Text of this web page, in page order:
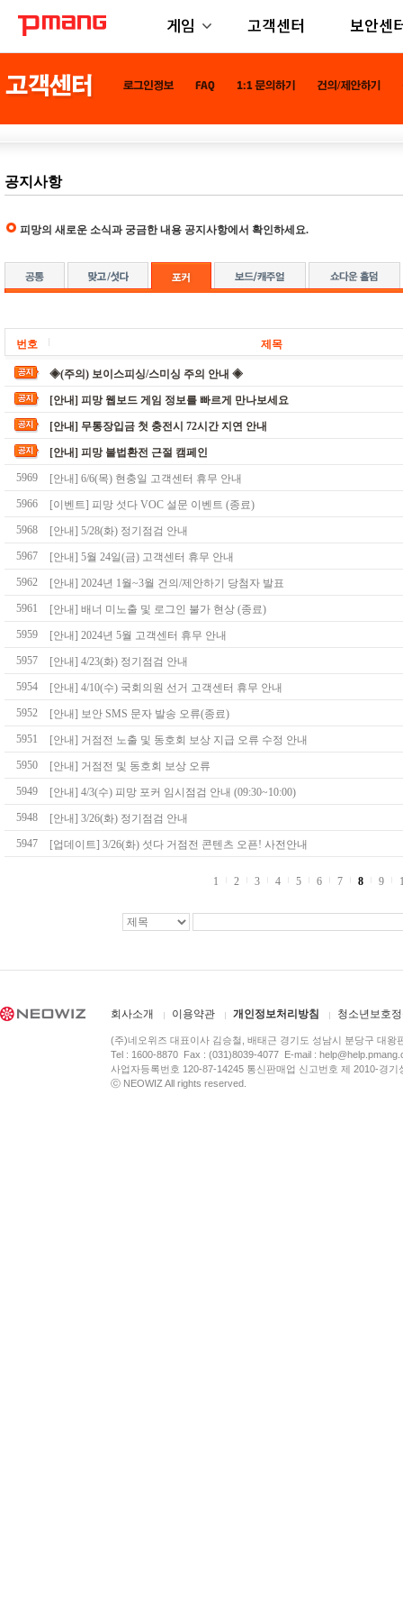
게임 고객센터 보안센
공지사항
피망의 새로운 소식과 궁금한 내용 공지사항에서 확인하세요.
번호 제목
◈(주의) 보이스피싱/스미싱 주의 안내 ◈
[안내] 피망 웹보드 게임 정보를 빠르게 만나보세요
[안내] 무통장입금 첫 충전시 72시간 지연 안내
[안내] 피망 불법환전 근절 캠페인
5969
[안내] 6/6(목) 현충일 고객센터 휴무 안내
5966
[이벤트] 피망 섯다 VOC 설문 이벤트 (종료)
5968
[안내] 5/28(화) 정기점검 안내
5967
[안내] 5월 24일(금) 고객센터 휴무 안내
5962
[안내] 2024년 1월~3월 건의/제안하기 당첨자 발표
5961
[안내] 배너 미노출 및 로그인 불가 현상 (종료)
5959
[안내] 2024년 5월 고객센터 휴무 안내
5957
[안내] 4/23(화) 정기점검 안내
5954
[안내] 4/10(수) 국회의원 선거 고객센터 휴무 안내
5952
[안내] 보안 SMS 문자 발송 오류(종료)
5951
[안내] 거점전 노출 및 동호회 보상 지급 오류 수정 안내
5950
[안내] 거점전 및 동호회 보상 오류
5949
[안내] 4/3(수) 피망 포커 임시점검 안내 (09:30~10:00)
5948
[안내] 3/26(화) 정기점검 안내
5947
[업데이트] 3/26(화) 섯다 거점전 콘텐츠 오픈! 사전안내
1 2 3 4 5 6 7 8 9
회사소개 이용약관 개인정보처리방침 청소년보호
(주)네오위즈 대표이사 김승철, 배태근 경기도 성남시 분당구 대왕
Tel : 1600-8870 Fax : (031)8039-4077 E-mail :
사업자등록번호 120-87-14245 통신판매업 신고번호 제 2010-경
ⓒ NEOWIZ All rights reserved.